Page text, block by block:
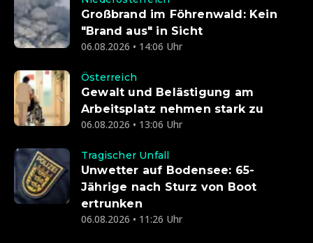
Großbrand im Föhrenwald: Kein
"Brand aus" in Sicht
06.08.2026 • 14:06 Uhr
Österreich
Gewalt und Belästigung am
Arbeitsplatz nehmen stark zu
06.08.2026 • 13:06 Uhr
Tragischer Unfall
Unwetter auf Bodensee: 65-
Jährige nach Sturz von Boot
ertrunken
06.08.2026 • 11:26 Uhr